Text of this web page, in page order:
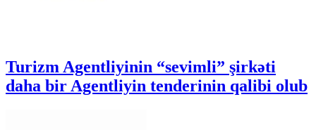
Turizm Agentliyinin “sevimli” şirkəti
daha bir Agentliyin tenderinin qalibi olub